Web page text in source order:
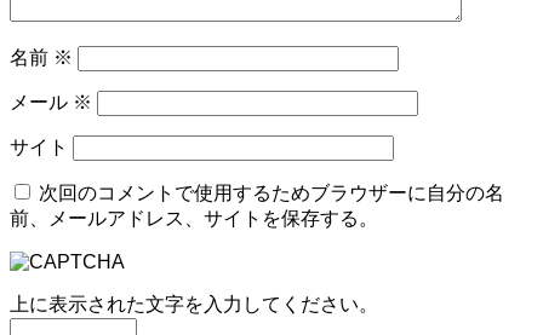
名前 ※
メール ※
サイト
次回のコメントで使用するためブラウザーに自分の名
前、メールアドレス、サイトを保存する。
上に表示された文字を入力してください。